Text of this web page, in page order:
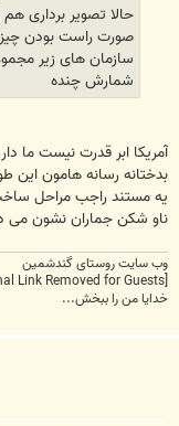
حالا تصویر برداری
صورت راست بودن چیز
سازمان های زیر
شمارش چنده
آمریکا ابر قدرت نیست ما
بدختانه رسانه هامون
یه مستند راجب مراحل
ناو شکن جماران نشون می
وب سایت روستای گندشمین
خدایا من را ببخش...